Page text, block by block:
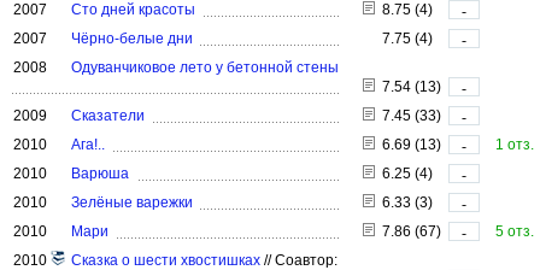
2007
Сто дней красоты 8.75 (4)
-
2007
Чёрно-белые дни 7.75 (4)
-
2008
Одуванчиковое лето у бетонной стены
7.54 (13)
-
2009
Сказатели 7.45 (33)
-
2010
Ага!.. 6.69 (13) -
1 отз.
2010
Варюша 6.25 (4)
-
2010
Зелёные варежки 6.33 (3)
-
2010
Мари 7.86 (67) -
5 отз.
2010
Сказка о шести хвостишках //Соавтор: